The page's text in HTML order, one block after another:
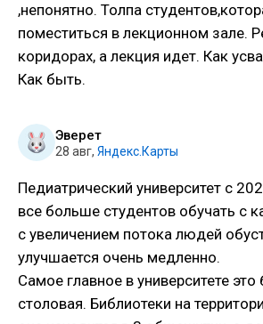
,непонятно. Толпа
поместиться в лекционном зале.
коридорах, а лекция идет. Как
Как быть.
Эверет
28 авг, Яндекс.Карты
Педиатрический университет с
все больше студентов обучать с
с увеличением потока людей
улучшается очень медленно.
Самое главное в университете это
столовая. Библиотеки на